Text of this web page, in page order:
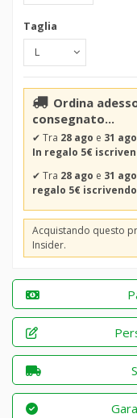
Taglia
Ordina
consegnato...
✔ Tra 28 ago e 31 ago
In regalo 5€
✔ Tra 28 ago e 31 ago
regalo 5€
Acquistando questo
Insider.